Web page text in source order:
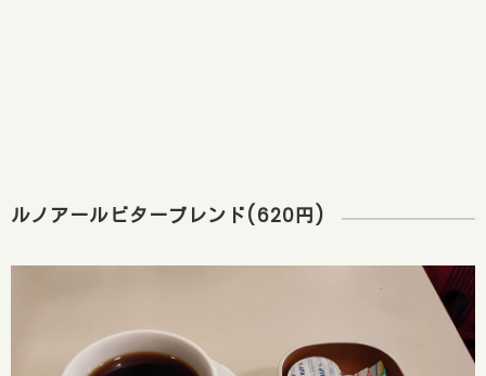
ルノアールビターブレンド(620円)